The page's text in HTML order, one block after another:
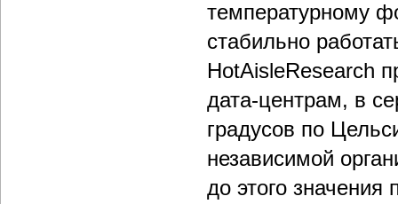
температурному
стабильно
HotAisleResearch
дата-центрам, в
градусов по
независимой
до этого